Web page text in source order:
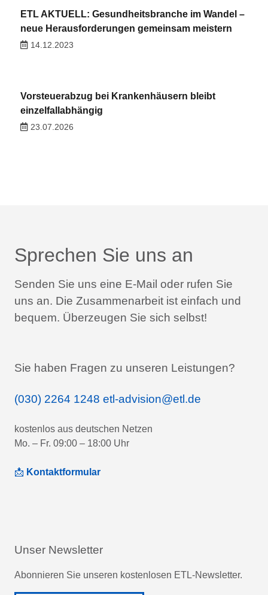
ETL AKTUELL: Gesundheitsbranche im Wandel –
neue Herausforderungen gemeinsam meistern
14.12.2023
Vorsteuerabzug bei Krankenhäusern bleibt
einzelfallabhängig
23.07.2026
Sprechen Sie uns an
Senden Sie uns eine E-Mail oder rufen Sie
uns an. Die Zusammenarbeit ist einfach und
bequem. Überzeugen Sie sich selbst!
Sie haben Fragen zu unseren Leistungen?
(030) 2264 1248 etl-advision@etl.de
kostenlos aus deutschen Netzen
Mo. – Fr. 09:00 – 18:00 Uhr
📩 Kontaktformular
Unser Newsletter
Abonnieren Sie unseren kostenlosen ETL-Newsletter.